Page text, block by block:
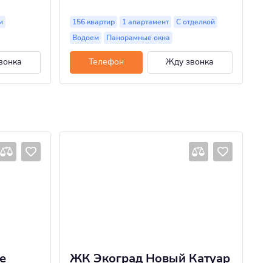
156 квартир 1 апартамент
С отделкой
Водоем
Панорамные окна
Телефон Жду звонка
ЖК Экоград Новый Катуар